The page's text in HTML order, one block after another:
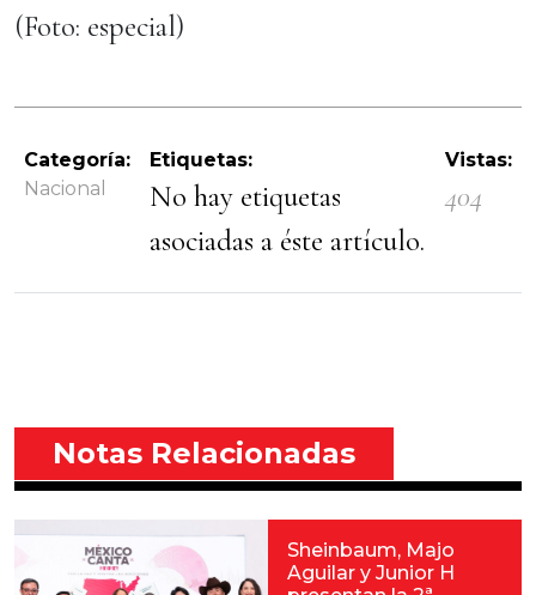
(Foto: especial)
Categoría:
Nacional
Etiquetas:
No hay etiquetas
asociadas a éste artículo.
Vistas:
404
Notas Relacionadas
Sheinbaum, Majo
Aguilar y Junior H